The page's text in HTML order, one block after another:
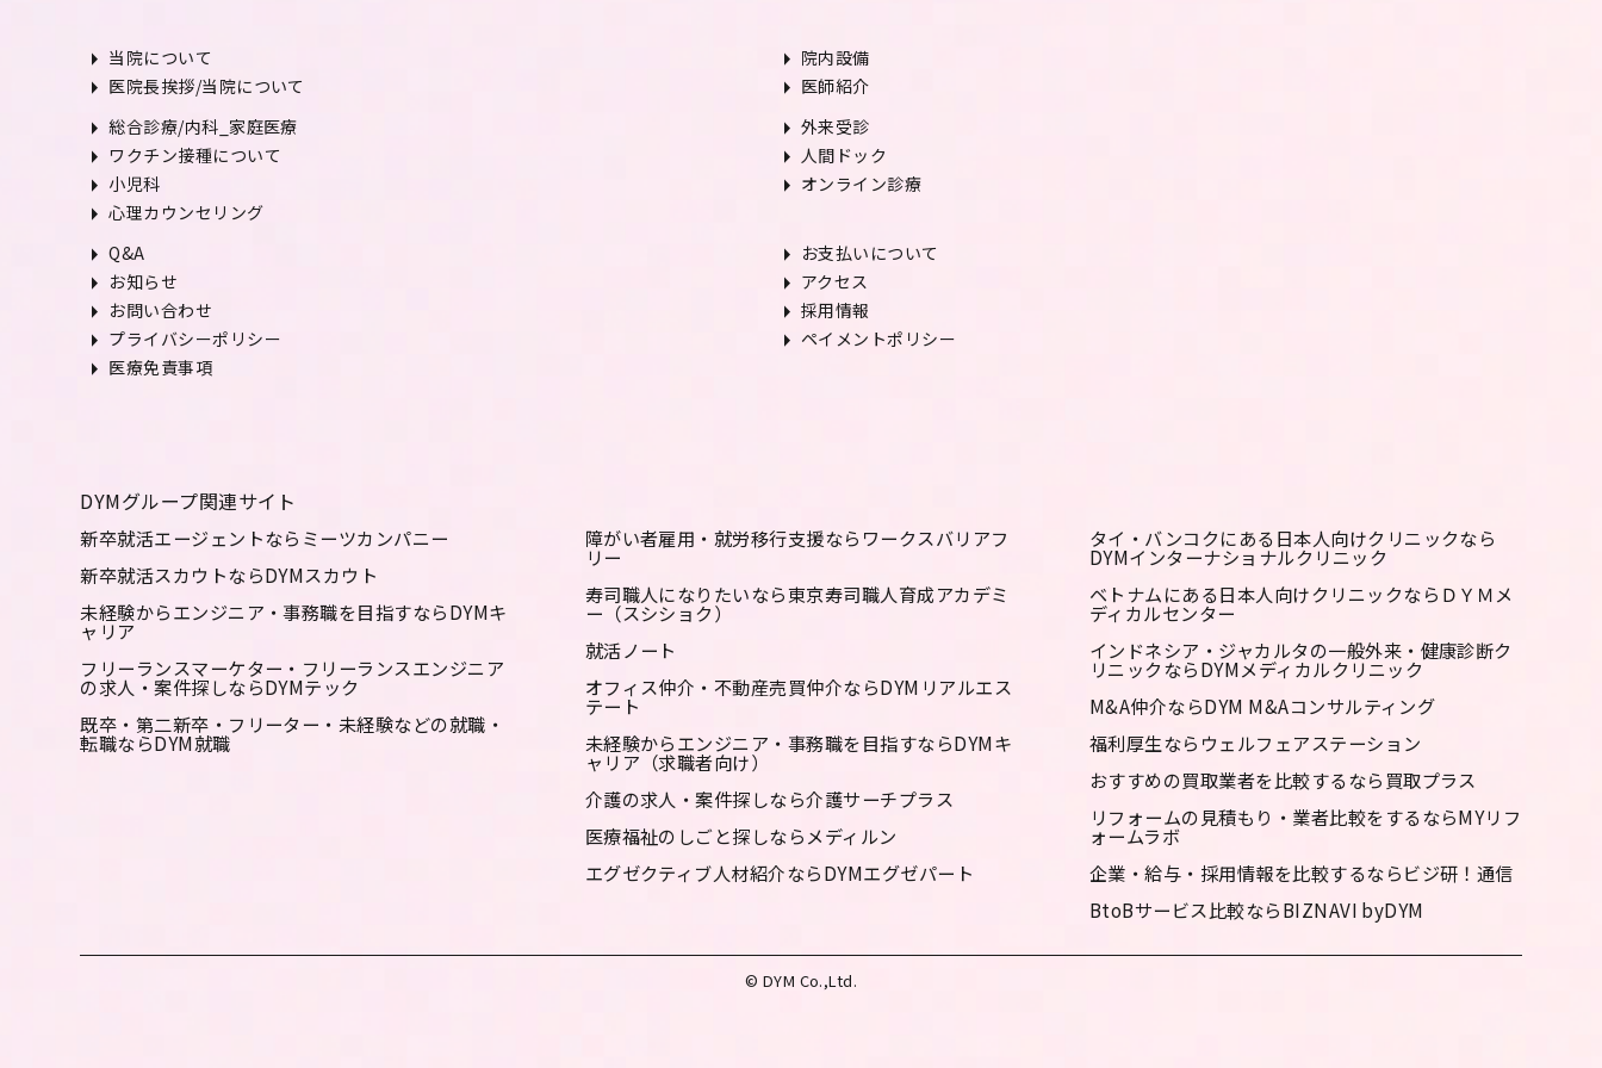
arrow_right 当院について arrow_right 院内設備
arrow_right 医院長挨拶/当院について arrow_right 医師紹介
arrow_right総合診療/内科_家庭医療 arrow_right 外来受診
arrow_right ワクチン接種について arrow_right 人間ドック
arrow_right 小児科 arrow_right オンライン診療
arrow_right心理カウンセリング
arrow_rightQ&A arrow_right お支払いについて
arrow_right お知らせ arrow_right アクセス
arrow_right お問い合わせ arrow_right 採用情報
arrow_right プライバシーポリシー arrow_right ペイメントポリシー
arrow_right 医療免責事項
DYMグループ関連サイト
新卒就活エージェントならミーツカンパニー
新卒就活スカウトならDYMスカウト
未経験からエンジニア・事務職を目指すならDYMキ
ャリア
フリーランスマーケター・フリーランスエンジニア
の求人・案件探しならDYMテック
既卒・第二新卒・フリーター・未経験などの就職・
転職ならDYM就職
障がい者雇用・就労移行支援ならワークスバリアフ
リー
寿司職人になりたいなら東京寿司職人育成アカデミ
ー（スシショク）
就活ノート
オフィス仲介・不動産売買仲介ならDYMリアルエス
テート
未経験からエンジニア・事務職を目指すならDYMキ
ャリア（求職者向け）
介護の求人・案件探しなら介護サーチプラス
医療福祉のしごと探しならメディルン
エグゼクティブ人材紹介ならDYMエグゼパート
タイ・バンコクにある日本人向けクリニックなら
DYMインターナショナルクリニック
ベトナムにある日本人向けクリニックならＤＹＭメ
ディカルセンター
インドネシア・ジャカルタの一般外来・健康診断ク
リニックならDYMメディカルクリニック
M&A仲介ならDYM M&Aコンサルティング
福利厚生ならウェルフェアステーション
おすすめの買取業者を比較するなら買取プラス
リフォームの見積もり・業者比較をするならMYリフ
ォームラボ
企業・給与・採用情報を比較するならビジ研！通信
BtoBサービス比較ならBIZNAVI byDYM
© DYM Co.,Ltd.